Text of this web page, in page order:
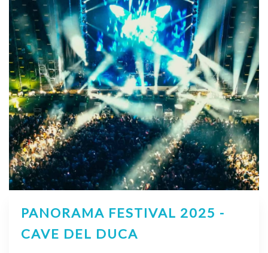
PANORAMA FESTIVAL 2025 -
CAVE DEL DUCA